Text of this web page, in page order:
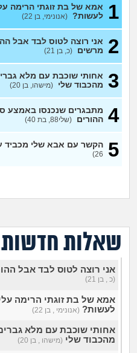
1
אמא של בת זוגתי הרימה
לעשות? (אנונימי, בן 22)
2
אני רוצה לטוס לבד אבל
מרשים (כ, בן 21)
3 אחותי שוכבת עם מלא
מהכבוד שלי (מישהו, בן 20)
4 מתבגרים שנכנסו באמצע
ההורים (שלי88, בת 40)
5 הקשר עם אבא שלי מכביד
26)
שאלות חדשות
אני רוצה לטוס לבד אבל
(כ , בן 21)
אמא של בת זוגתי הרימה
לעשות? (אנונימי , בן 22)
אחותי שוכבת עם מלא גברים
מהכבוד שלי (מישהו , בן 20)